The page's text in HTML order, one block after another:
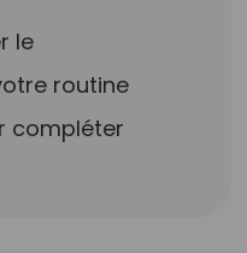
le
routine
compléter